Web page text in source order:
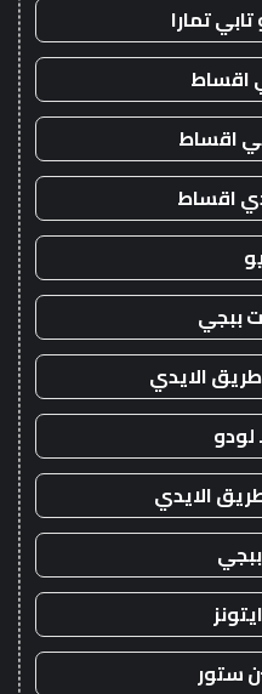
تمارا
اقساط
اقساط
اقساط
ببجي
الايدي
الايدي
ستور